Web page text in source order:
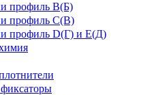
профиль В(Б)
профиль С(В)
профиль D(Г) и E(Д)